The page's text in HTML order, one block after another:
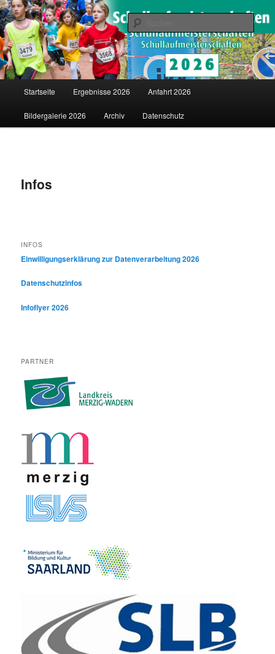
Schullaufmeisterschaften
Saarländische Schullaufmeisterschaften in Merzig
Zum
Inhalt
Startseite Ergebnisse 2026 Anfahrt 2026
Bildergalerie 2026 Archiv Datenschutz
Infos
INFOS
Einwilligungserklärung zur Datenverarbeitung 2026
Datenschutzinfos
Infoflyer 2026
PARTNER